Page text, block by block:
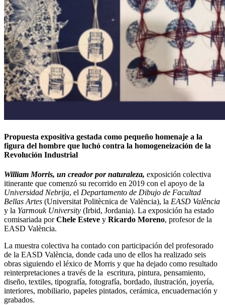
Propuesta expositiva gestada como pequeño homenaje a la
figura del hombre que luchó contra la homogeneización de la
Revolución Industrial
William Morris, un creador por naturaleza, exposición colectiva
itinerante que comenzó su recorrido en 2019 con el apoyo de la
Universidad Nebrija, el Departamento de Dibujo de Facultad
Bellas Artes (Universitat Politècnica de València), la EASD València
y la Yarmouk University (Irbid, Jordania). La exposición ha estado
comisariada porChele Esteve y Ricardo Moreno, profesor de la
EASD València.
La muestra colectiva ha contado con participación del profesorado
de la EASD València, donde cada uno de ellos ha realizado seis
obras siguiendo el léxico de Morris y que ha dejado como resultado
reinterpretaciones a través de la escritura, pintura, pensamiento,
diseño, textiles, tipografía, fotografía, bordado, ilustración, joyería,
interiores, mobiliario, papeles pintados, cerámica, encuadernación y
grabados.